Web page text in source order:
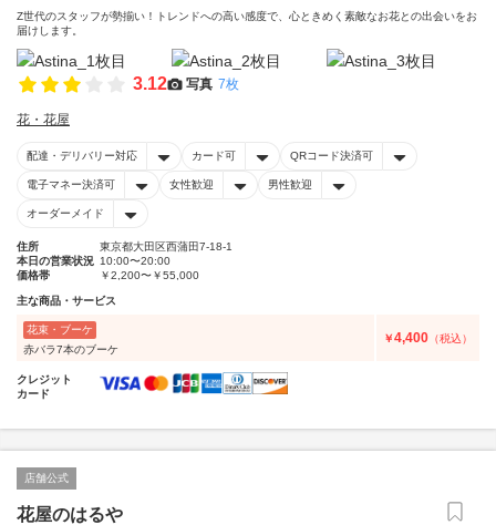
Z世代のスタッフが勢揃い！トレンドへの高い感度で、心ときめく素敵なお花との出会いをお
届けします。
3.12 写真 7枚
花・花屋
配達・デリバリー対応 カード可 QRコード決済可
電子マネー決済可 女性歓迎 男性歓迎
オーダーメイド
住所
東京都大田区西蒲田7-18-1
本日の営業状況 10:00〜20:00
価格帯
￥2,200〜￥55,000
主な商品・サービス
花束・ブーケ
赤バラ7本のブーケ
￥4,400 （税込）
クレジット
カード
店舗公式
花屋のはるや